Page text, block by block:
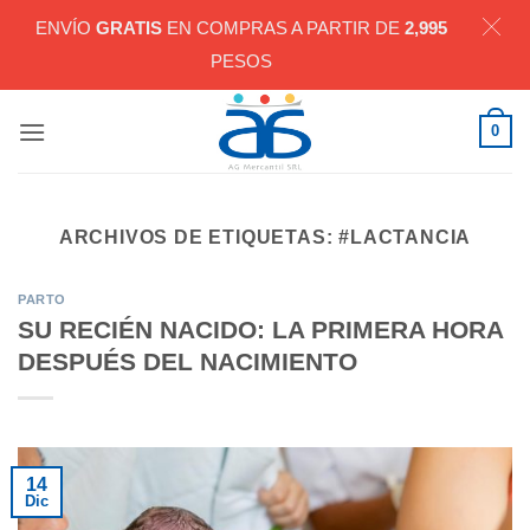
0
ARCHIVOS DE ETIQUETAS:#LACTANCIA
PARTO
SU RECIÉN NACIDO: LA PRIMERA HORA
DESPUÉS DEL NACIMIENTO
14
Dic
ENVÍO GRATIS EN COMPRAS A PARTIR DE 2,995
PESOS